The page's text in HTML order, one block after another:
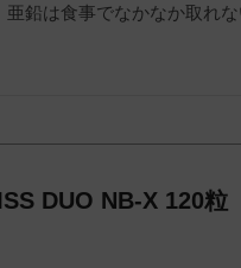
鉛は食事でなかなか取れ
DUO NB-X 120粒